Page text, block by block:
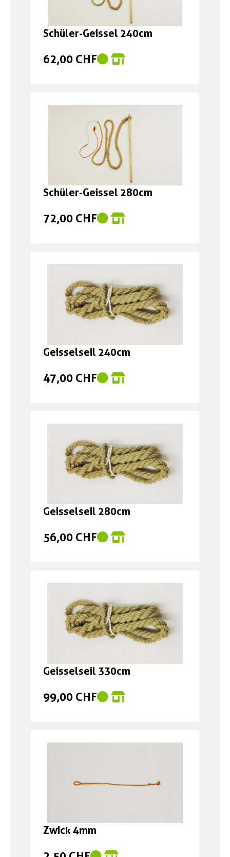
Schüler-Geissel 240cm
62,00 CHF
Schüler-Geissel 280cm
72,00 CHF
Geisselseil 240cm
47,00 CHF
Geisselseil 280cm
56,00 CHF
Geisselseil 330cm
99,00 CHF
Zwick 4mm